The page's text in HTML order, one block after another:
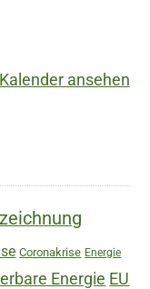
ansehen
Coronakrise Energie
Energie EU